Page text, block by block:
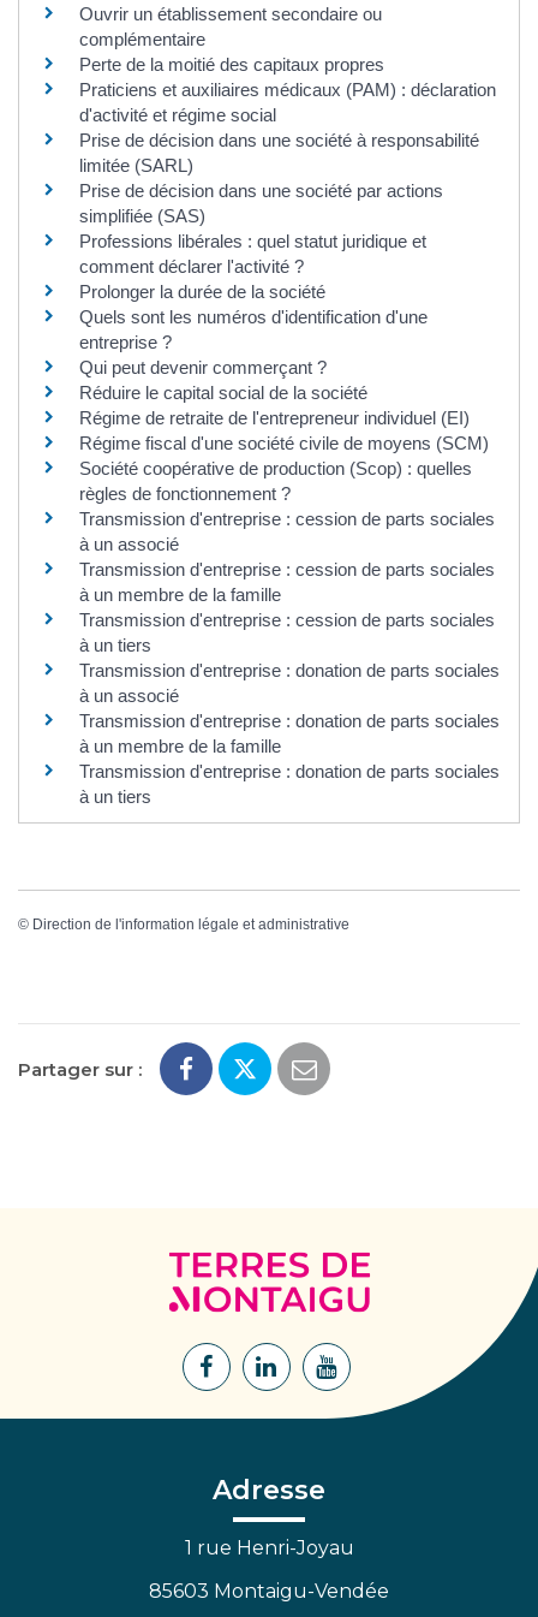
Ouvrir un établissement secondaire ou
complémentaire
Perte de la moitié des capitaux propres
Praticiens et auxiliaires médicaux (PAM) : déclaration
d'activité et régime social
Prise de décision dans une société à responsabilité
limitée (SARL)
Prise de décision dans une société par actions
simplifiée (SAS)
Professions libérales : quel statut juridique et
comment déclarer l'activité ?
Prolonger la durée de la société
Quels sont les numéros d'identification d'une
entreprise ?
Qui peut devenir commerçant ?
Réduire le capital social de la société
Régime de retraite de l'entrepreneur individuel (EI)
Régime fiscal d'une société civile de moyens (SCM)
Société coopérative de production (Scop) : quelles
règles de fonctionnement ?
Transmission d'entreprise : cession de parts sociales
à un associé
Transmission d'entreprise : cession de parts sociales
à un membre de la famille
Transmission d'entreprise : cession de parts sociales
à un tiers
Transmission d'entreprise : donation de parts sociales
à un associé
Transmission d'entreprise : donation de parts sociales
à un membre de la famille
Transmission d'entreprise : donation de parts sociales
à un tiers
© Direction de l'information légale et administrative
Partager sur :
Terres
de
Lien
Facebook
Lien
Linkedin
Lien
Adresse
1 rue Henri-Joyau
85603 Montaigu-Vendée